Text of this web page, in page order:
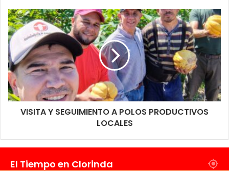
VISITA Y SEGUIMIENTO A POLOS PRODUCTIVOS
LOCALES
El Tiempo en Clorinda